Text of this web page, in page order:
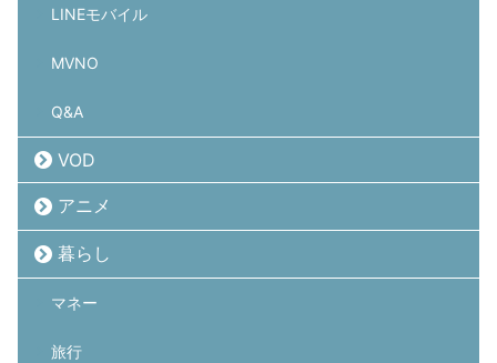
LINEモバイル
MVNO
Q&A
VOD
アニメ
暮らし
マネー
旅行